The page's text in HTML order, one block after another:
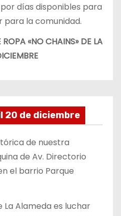
días disponibles para
la comunidad.
«NO CHAINS» DE LA
20 de diciembre
de nuestra
de Av. Directorio
el barrio Parque
La Alameda es luchar